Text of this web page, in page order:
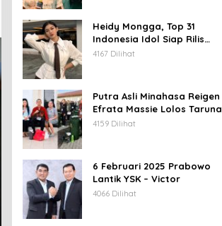
Heidy Mongga, Top 31
Indonesia Idol Siap Rilis
Single Terbaru
4167 Dilihat
Putra Asli Minahasa Reigen
Efrata Massie Lolos Taruna
Akpol 2026, Bukti Rekrutmen
4159 Dilihat
6 Februari 2025 Prabowo
Lantik YSK – Victor
4066 Dilihat